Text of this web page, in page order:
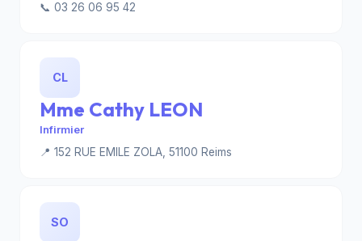
📞 03 26 06 95 42
CL
Mme Cathy LEON
Infirmier
📍 152 RUE EMILE ZOLA, 51100 Reims
SO